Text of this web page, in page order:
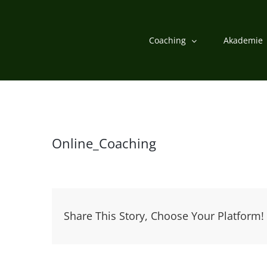
Coaching Akademie
Online_Coaching
Share This Story, Choose Your Platform!